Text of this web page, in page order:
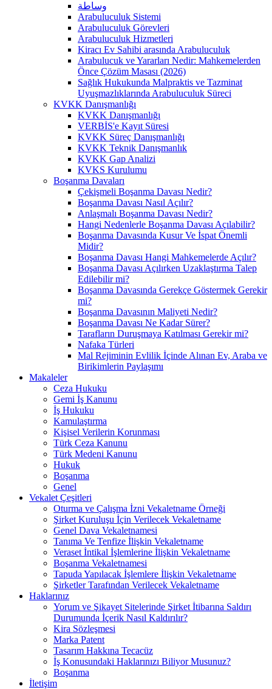
وساطة
Arabuluculuk Sistemi
Arabuluculuk Görevleri
Arabuluculuk Hizmetleri
Kiracı Ev Sahibi arasında Arabuluculuk
Arabulucuk ve Yararları Nedir: Mahkemelerden
Önce Çözüm Masası (2026)
Sağlık Hukukunda Malpraktis ve Tazminat
Uyuşmazlıklarında Arabuluculuk Süreci
KVKK Danışmanlığı
KVKK Danışmanlığı
VERBİS'e Kayıt Süresi
KVKK Süreç Danışmanlığı
KVKK Teknik Danışmanlık
KVKK Gap Analizi
KVKS Kurulumu
Boşanma Davaları
Çekişmeli Boşanma Davası Nedir?
Boşanma Davası Nasıl Açılır?
Anlaşmalı Boşanma Davası Nedir?
Hangi Nedenlerle Boşanma Davası Açılabilir?
Boşanma Davasında Kusur Ve İspat Önemli
Midir?
Boşanma Davası Hangi Mahkemelerde Açılır?
Boşanma Davası Açılırken Uzaklaştırma Talep
Edilebilir mi?
Boşanma Davasında Gerekçe Göstermek Gerekir
mi?
Boşanma Davasının Maliyeti Nedir?
Boşanma Davası Ne Kadar Sürer?
Tarafların Duruşmaya Katılması Gerekir mi?
Nafaka Türleri
Mal Rejiminin Evlilik İçinde Alınan Ev, Araba ve
Birikimlerin Paylaşımı
Makaleler
Ceza Hukuku
Gemi İş Kanunu
İş Hukuku
Kamulaştırma
Kişisel Verilerin Korunması
Türk Ceza Kanunu
Türk Medeni Kanunu
Hukuk
Boşanma
Genel
Vekalet Çeşitleri
Oturma ve Çalışma İzni Vekaletname Örneği
Şirket Kuruluşu İçin Verilecek Vekaletname
Genel Dava Vekaletnamesi
Tanıma Ve Tenfize İlişkin Vekaletname
Veraset İntikal İşlemlerine İlişkin Vekaletname
Boşanma Vekaletnamesi
Tapuda Yapılacak İşlemlere İlişkin Vekaletname
Şirketler Tarafından Verilecek Vekaletname
Haklarınız
Yorum ve Şikayet Sitelerinde Şirket İtibarına Saldırı
Durumunda İçerik Nasıl Kaldırılır?
Kira Sözleşmesi
Marka Patent
Tasarım Hakkına Tecacüz
İş Konusundaki Haklarınızı Biliyor Musunuz?
Boşanma
İletişim